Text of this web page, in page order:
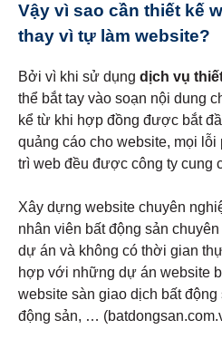
Vậy vì sao cần thiết kế
thay vì tự làm website?
Bởi vì khi sử dụng dịch vụ
thể bắt tay vào soạn nội dung
kể từ khi hợp đồng được bắt
quảng cáo cho website, mọi lỗi
trì web đều được công ty cung
Xây dựng website chuyên
nhân viên bất động sản
dự án và không có thời gian
hợp với những dự án website
website sàn giao dịch bất
động sản, …